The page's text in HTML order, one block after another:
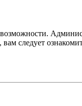
следует